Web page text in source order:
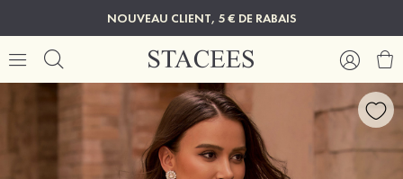
NOUVEAU CLIENT, 5 € DE RABAIS